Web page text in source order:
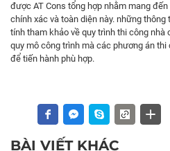
được AT Cons tổng hợp nhằm mang
chính xác và toàn diện này. những
tính tham khảo về quy trình thi công nhà
quy mô công trình mà các phương án
để tiến hành phù hợp.
BÀI VIẾT KHÁC